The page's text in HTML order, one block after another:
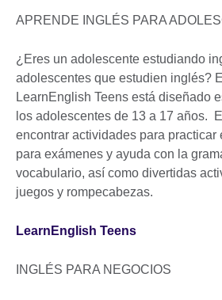
APRENDE INGLÉS PARA
¿Eres un adolescente estudiando
adolescentes que estudien inglés?
LearnEnglish Teens está diseñado
los adolescentes de 13 a 17 años.
encontrar actividades para practicar
para exámenes y ayuda con la
vocabulario, así como divertidas
juegos y rompecabezas.
LearnEnglish Teens
INGLÉS PARA NEGOCIOS